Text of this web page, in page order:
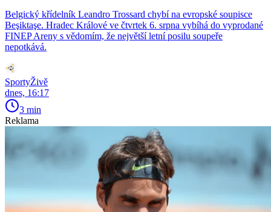
Belgický křídelník Leandro Trossard chybí na evropské soupisce
Beşiktaşe. Hradec Králové ve čtvrtek 6. srpna vybíhá do vyprodané
FINEP Areny s vědomím, že největší letní posilu soupeře
nepotkává.
SportyŽivě
dnes, 16:17
3 min
Reklama